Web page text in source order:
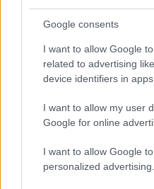
Google consents
I want to allow Google
related to advertising
device identifiers in apps.
I want to allow my user
Google for online
I want to allow Google
personalized advertising.
TÁRLATVEZETÉSEK,
KÖZÖNSÉGTALÁLKOZÓ
GYŐRI RÓMER
Ingyenes programokkal és
hét második felére, a